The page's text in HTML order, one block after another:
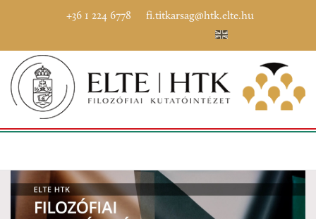
+36 1 224 6778 fi.titkarsag@htk.elte.hu